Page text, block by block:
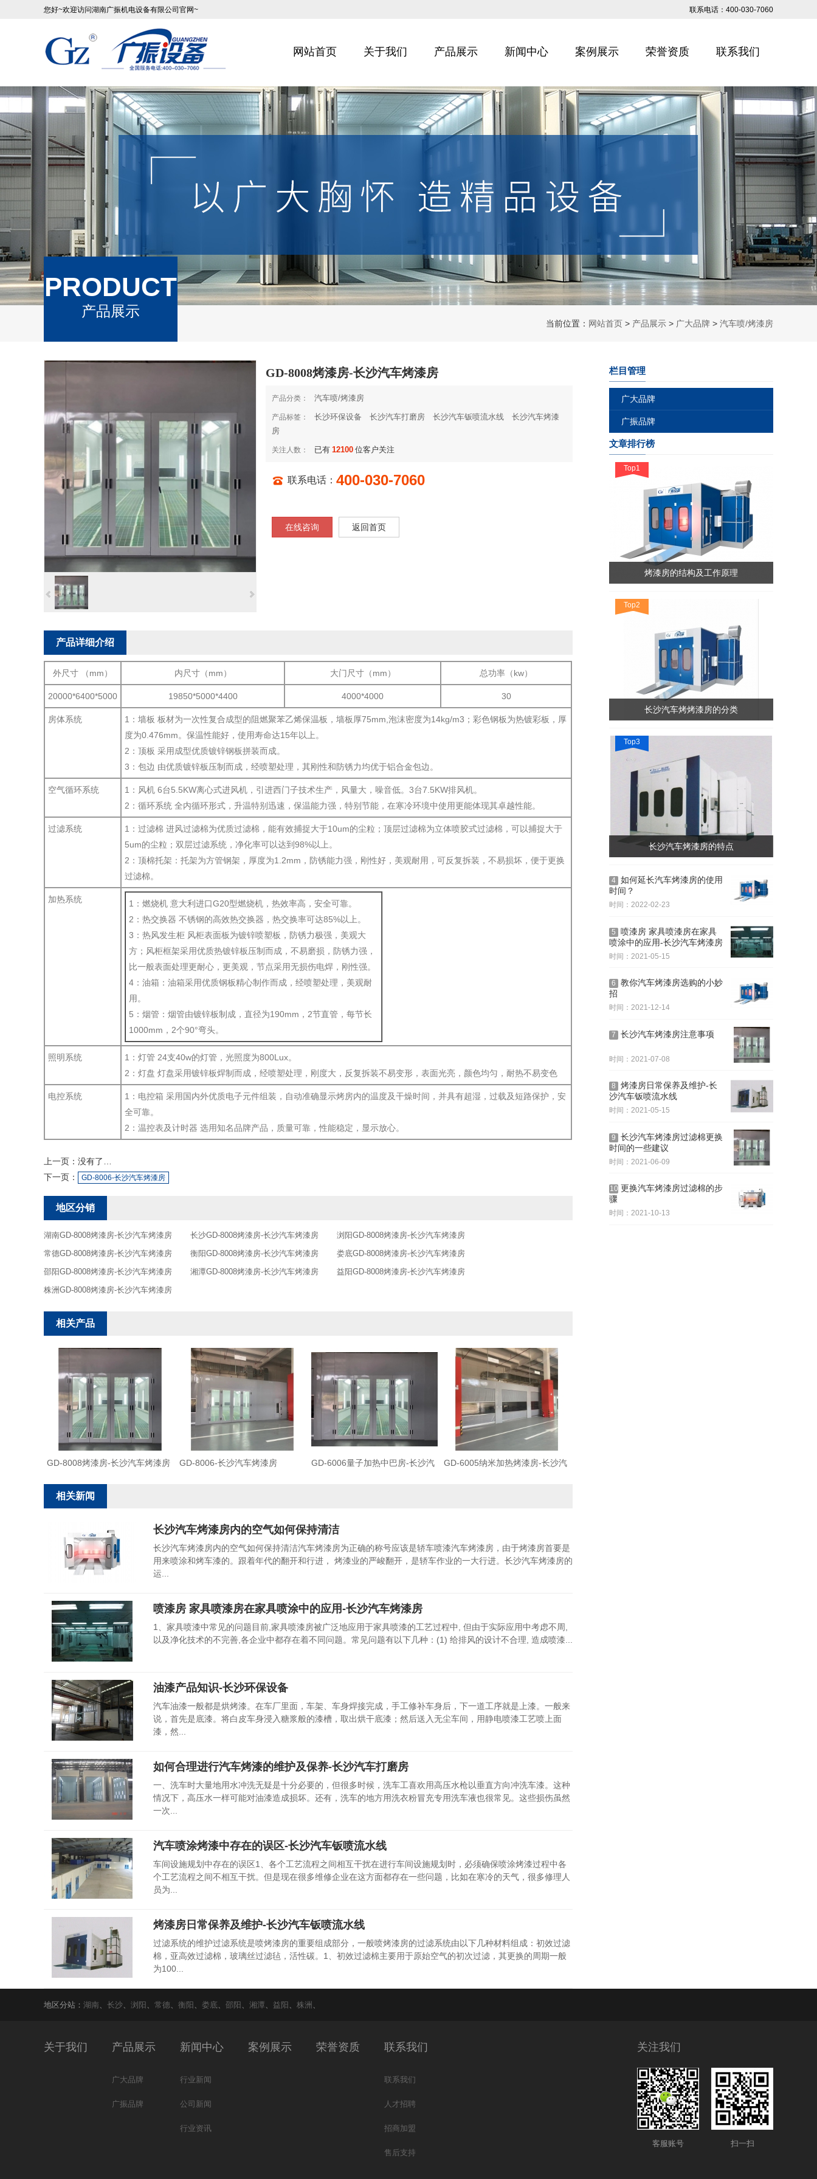
您好~欢迎访问湖南广振机电设备有限公司官网~ 联系电话：400-030-7060
网站首页 关于我们 产品展示 新闻中心 案例展示 荣誉资质 联系我们
当前位置： 网站首页 > 产品展示 > 广大品牌 > 汽车喷/烤漆房
PRODUCT
产品展示
GD-8008烤漆房-长沙汽车烤漆房
产品分类： 汽车喷/烤漆房
产品标签： 长沙环保设备 长沙汽车打磨房 长沙汽车钣喷流水线
长沙汽车烤漆
房
关注人数： 已有 12100 位客户关注
联系电话： 400-030-7060
在线咨询 返回首页
产品详细介绍
外尺寸 （mm） 内尺寸（mm） 大门尺寸（mm） 总功率（kw）
20000*6400*5000 19850*5000*4400 4000*4000 30
房体系统
1：墙板 板材为一次性复合成型的阻燃聚苯乙烯保温板，墙板厚75mm,泡沫密度为14kg/m3；彩色钢板为热镀彩板，厚
度为0.476mm。保温性能好，使用寿命达15年以上。
2：顶板 采用成型优质镀锌钢板拼装而成。
3：包边 由优质镀锌板压制而成，经喷塑处理，其刚性和防锈力均优于铝合金包边。
空气循环系统
1：风机 6台5.5KW离心式进风机，引进西门子技术生产，风量大，噪音低。3台7.5KW排风机。
2：循环系统 全内循环形式，升温特别迅速，保温能力强，特别节能，在寒冷环境中使用更能体现其卓越性能。
过滤系统
1：过滤棉 进风过滤棉为优质过滤棉，能有效捕捉大于10um的尘粒；顶层过滤棉为立体喷胶式过滤棉，可以捕捉大于
5um的尘粒；双层过滤系统，净化率可以达到98%以上。
2：顶棉托架：托架为方管钢架，厚度为1.2mm，防锈能力强，刚性好，美观耐用，可反复拆装，不易损坏，便于更换
过滤棉。
加热系统
1：燃烧机 意大利进口G20型燃烧机，热效率高，安全可靠。
2：热交换器 不锈钢的高效热交换器，热交换率可达85%以上。
3：热风发生柜 风柜表面板为镀锌喷塑板，防锈力极强，美观大
方；风柜框架采用优质热镀锌板压制而成，不易磨损，防锈力强，
比一般表面处理更耐心，更美观，节点采用无损伤电焊，刚性强。
4：油箱：油箱采用优质钢板精心制作而成，经喷塑处理，美观耐
用。
5：烟管：烟管由镀锌板制成，直径为190mm，2节直管，每节长
1000mm，2个90°弯头。
照明系统
1：灯管 24支40w的灯管，光照度为800Lux。
2：灯盘 灯盘采用镀锌板焊制而成，经喷塑处理，刚度大，反复拆装不易变形，表面光亮，颜色均匀，耐热不易变色
电控系统
1：电控箱 采用国内外优质电子元件组装，自动准确显示烤房内的温度及干燥时间，并具有超湿，过载及短路保护，安
全可靠。
2：温控表及计时器 选用知名品牌产品，质量可靠，性能稳定，显示放心。
上一页： 没有了…
下一页：
GD-8006-长沙汽车烤漆房
地区分销
湖南GD-8008烤漆房-长沙汽车烤漆房 长沙GD-8008烤漆房-长沙汽车烤漆房
浏阳GD-8008烤漆房-长沙汽车烤漆房
常德GD-8008烤漆房-长沙汽车烤漆房
衡阳GD-8008烤漆房-长沙汽车烤漆房
娄底GD-8008烤漆房-长沙汽车烤漆房
邵阳GD-8008烤漆房-长沙汽车烤漆房
湘潭GD-8008烤漆房-长沙汽车烤漆房
益阳GD-8008烤漆房-长沙汽车烤漆房
株洲GD-8008烤漆房-长沙汽车烤漆房
相关产品
GD-8008烤漆房-长沙汽车烤漆房 GD-8006-长沙汽车烤漆房
GD-6006量子加热中巴房-长沙汽
GD-6005纳米加热烤漆房-长沙汽
相关新闻
长沙汽车烤漆房内的空气如何保持清洁
长沙汽车烤漆房内的空气如何保持清洁汽车烤漆房为正确的称号应该是轿车喷漆汽车烤漆房，由于烤漆房首要是
用来喷涂和烤车漆的。跟着年代的翻开和行进， 烤漆业的严峻翻开，是轿车作业的一大行进。长沙汽车烤漆房的
运...
喷漆房 家具喷漆房在家具喷涂中的应用-长沙汽车烤漆房
1、家具喷漆中常见的问题目前,家具喷漆房被广泛地应用于家具喷漆的工艺过程中, 但由于实际应用中考虑不周,
以及净化技术的不完善,各企业中都存在着不同问题。常见问题有以下几种：(1) 给排风的设计不合理, 造成喷漆...
油漆产品知识-长沙环保设备
汽车油漆一般都是烘烤漆。在车厂里面，车架、车身焊接完成，手工修补车身后，下一道工序就是上漆。一般来
说，首先是底漆。将白皮车身浸入糖浆般的漆槽，取出烘干底漆；然后送入无尘车间，用静电喷漆工艺喷上面
漆，然...
如何合理进行汽车烤漆的维护及保养-长沙汽车打磨房
一、洗车时大量地用水冲洗无疑是十分必要的，但很多时候，洗车工喜欢用高压水枪以垂直方向冲洗车漆。这种
情况下，高压水一样可能对油漆造成损坏。还有，洗车的地方用洗衣粉冒充专用洗车液也很常见。这些损伤虽然
一次...
汽车喷涂烤漆中存在的误区-长沙汽车钣喷流水线
车间设施规划中存在的误区1、各个工艺流程之间相互干扰在进行车间设施规划时，必须确保喷涂烤漆过程中各
个工艺流程之间不相互干扰。但是现在很多维修企业在这方面都存在一些问题，比如在寒冷的天气，很多修理人
员为...
烤漆房日常保养及维护-长沙汽车钣喷流水线
过滤系统的维护过滤系统是喷烤漆房的重要组成部分，一般喷烤漆房的过滤系统由以下几种材料组成：初效过滤
棉，亚高效过滤棉，玻璃丝过滤毡，活性碳。1、初效过滤棉主要用于原始空气的初次过滤，其更换的周期一般
为100...
栏目管理
广大品牌
广振品牌
文章排行榜
Top1
烤漆房的结构及工作原理
Top2
长沙汽车烤烤漆房的分类
Top3
长沙汽车烤漆房的特点
4 如何延长汽车烤漆房的使用
时间？
时间：2022-02-23
5
喷漆房 家具喷漆房在家具
喷涂中的应用-长沙汽车烤漆房
时间：2021-05-15
6
教你汽车烤漆房选购的小妙
招
时间：2021-12-14
7 长沙汽车烤漆房注意事项
时间：2021-07-08
8
烤漆房日常保养及维护-长
沙汽车钣喷流水线
时间：2021-05-15
9
长沙汽车烤漆房过滤棉更换
时间的一些建议
时间：2021-06-09
10 更换汽车烤漆房过滤棉的步
骤
时间：2021-10-13
地区分站： 湖南、 长沙、 浏阳 、 常德、 衡阳 、 娄底、 邵阳 、 湘潭、 益阳 、 株洲 、
关于我们 产品展示
广大品牌
广振品牌
新闻中心
行业新闻
公司新闻
行业资讯
案例展示 荣誉资质 联系我们
联系我们
人才招聘
招商加盟
售后支持
关注我们
客服账号 扫一扫